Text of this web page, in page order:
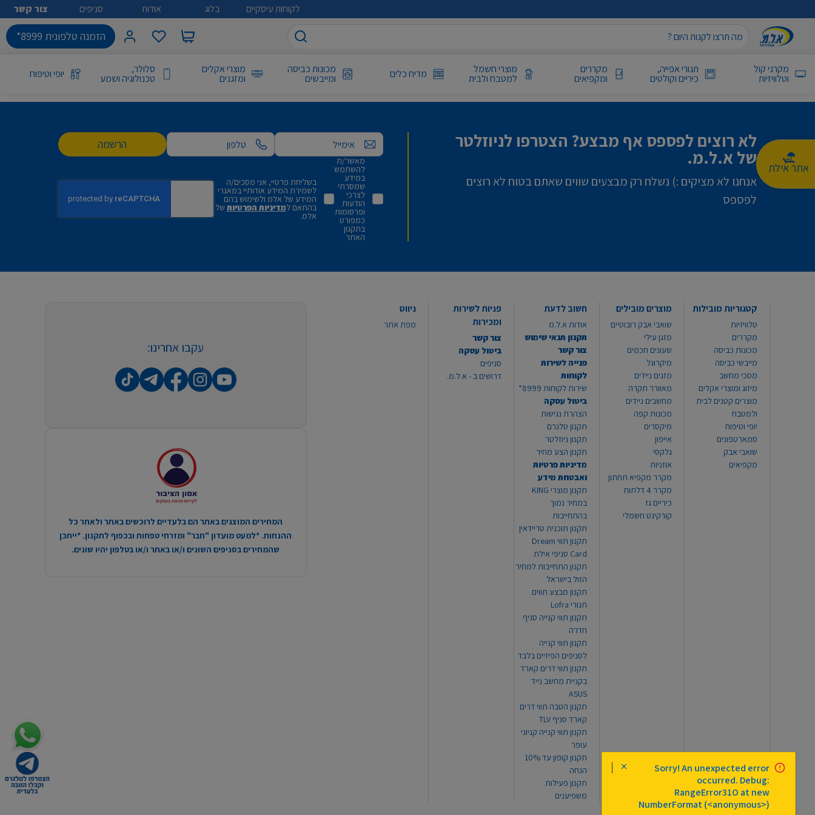
אתר אילת
לקוחות עיסקיים בלוג אודות סניפים צור קשר
הזמנה טלפונית 8999*
מקרני קול
וטלוויזיות
תנורי אפייה,
כיריים וקולטים
מקררים
ומקפיאים
מוצרי חשמל
למטבח ולבית מדיח כלים מכונות כביסה
ומייבשים
מוצרי אקלים
ומזגנים
סלולר,
טכנולוגיה ושמע יופי וטיפוח
לא רוצים לפספס אף מבצע? הצטרפו לניוזלטר
של א.ל.מ.
אנחנו לא מציקים :) נשלח רק מבצעים שווים שאתם בטוח לא רוצים
לפספס
אימייל הרשמה
מאשר/ת
להשתמש
במידע
שמסרתי
לצרכי
הודעות
ופרסומות
כמפורט
בתקנון
האתר
בשליחת פרטיי, אני מסכים/ה
לשמירת המידע אודותיי במאגרי
המידע של אלמ ולשימוש בהם
בהתאם למדיניות הפרטיות של
אלמ.
קטגוריות מובילות
טלוויזיות
מקררים
מכונות כביסה
מייבשי כביסה
מסכי מחשב
מיזוג ומוצרי אקלים
מוצרים קטנים לבית
ולמטבח
יופי וטיפוח
סמארטפונים
שואבי אבק
מקפיאים
מוצרים מובילים
שואבי אבק רובוטיים
מזגן עילי
שעונים חכמים
מיקרוגל
מזגים ניידים
מאוורר תקרה
מחשבים ניידים
מכונות קפה
מיקסרים
אייפון
גלקסי
אוזניות
מקרר מקפיא תחתון
מקרר 4 דלתות
כיריים גז
קורקינט חשמלי
חשוב לדעת
אודות א.ל.מ
תקנון תנאי שימוש
צור קשר
פנייה לשירות
לקוחות
שירות לקוחות 8999*
ביטול עסקה
הצהרת נגישות
תקנון טלגרם
תקנון ניוזלטר
תקנון הצע מחיר
מדיניות פרטיות
ואבטחת מידע
תקנון מוצרי KING
במחיר נמוך
בהתחייבות
תקנון תוכנית טריידאין
תקנון תווי Dream
Card סניפי אילת
תקנון התחייבות למחיר
הזול בישראל
תקנון מבצע תווים
תנורי Lofra
תקנון תווי קנייה סניף
חדרה
תקנון תווי קנייה
לסניפים הפיזיים בלבד
תקנון תווי דרים קארד
בקניית מחשב נייד
ASUS
תקנון הטבה תווי דרים
קארד סניף TLV
תקנון תווי קנייה קניוני
עופר
תקנון קופון עד 10%
הנחה
תקנון פעילות
משפיענים
פניות לשירות
ומכירות
צור קשר
ביטול עסקה
סניפים
דרושים ב - א.ל.מ.
ניווט
מפת אתר
עקבו אחרינו:
המחירים המוצגים באתר הם בלעדיים לרוכשים באתר ולאחר כל
ההנחות. *למעט מועדון "חבר" ומזרחי טפחות ובכפוף לתקנון. *ייתכן
שהמחירים בסניפים השונים ו/או באתר ו/או בטלפון יהיו שונים.
Sorry! An unexpected error
occurred. Debug:
RangeError31O at new
NumberFormat (<anonymous>)